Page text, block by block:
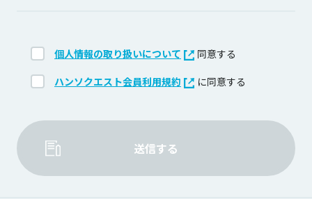
個人情報の取り扱いについて 同意する
ハンソクエスト会員利用規約 に同意する
送信する